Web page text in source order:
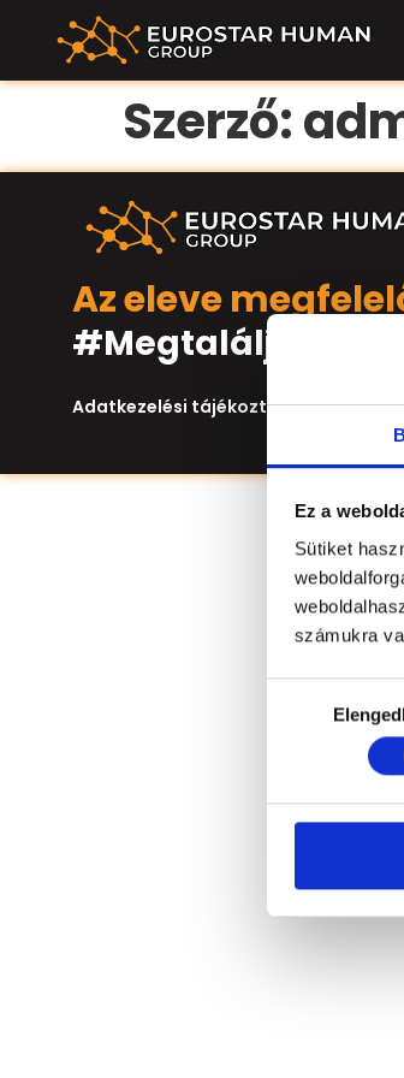
Ez a
Sütiket
számukra
kiválasztása
Szerző:
Az eleve
#Megtaláljuk
Adatkezelési tájékoztató